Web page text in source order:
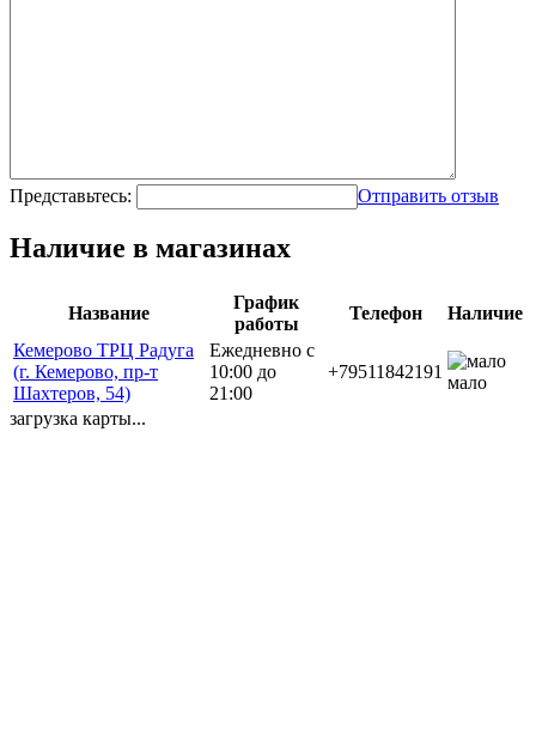
Представьтесь: Отправить отзыв
Наличие в магазинах
Название
График
работы
Телефон
Наличие
Кемерово ТРЦ Радуга
(г. Кемерово, пр-т
Шахтеров, 54)
Ежедневно с
10:00 до
21:00
+79511842191
мало
загрузка карты...